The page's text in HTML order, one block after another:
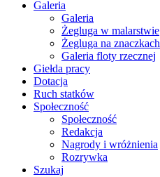
Galeria
Galeria
Żegluga w malarstwie
Żegluga na znaczkach
Galeria floty rzecznej
Giełda pracy
Dotacja
Ruch statków
Społeczność
Społeczność
Redakcja
Nagrody i wróżnienia
Rozrywka
Szukaj